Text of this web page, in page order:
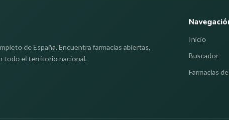
de España. Encuentra farmacias abiertas,
todo el territorio nacional.
Inicio
Buscador
Farmacias